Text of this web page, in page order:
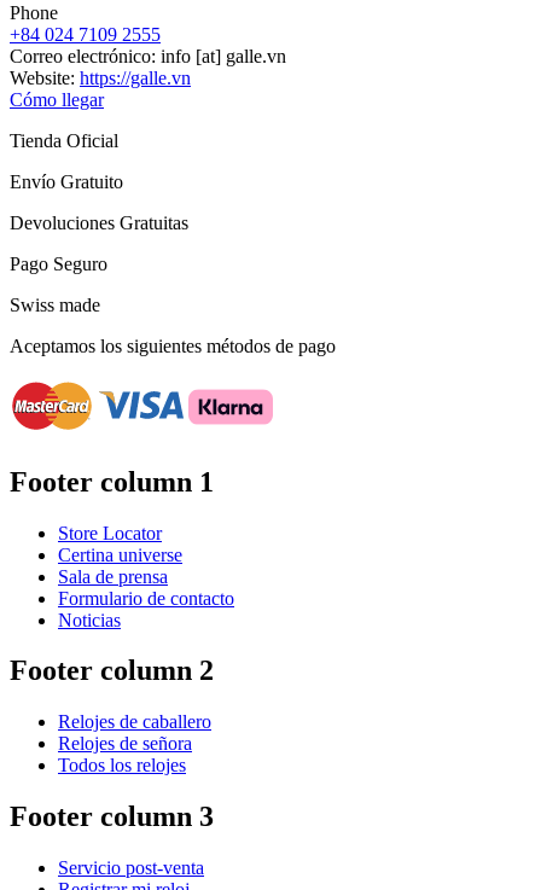
Phone
+84 024 7109 2555
Correo electrónico: info [at] galle.vn
Website: https://galle.vn
Cómo llegar
Tienda Oficial
Envío Gratuito
Devoluciones Gratuitas
Pago Seguro
Swiss made
Aceptamos los siguientes métodos de pago
Footer column 1
Store Locator
Certina universe
Sala de prensa
Formulario de contacto
Noticias
Footer column 2
Relojes de caballero
Relojes de señora
Todos los relojes
Footer column 3
Servicio post-venta